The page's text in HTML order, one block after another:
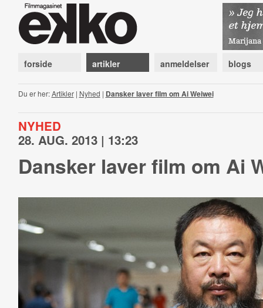
forside artikler anmeldelser blogs
Du er her:Artikler| Nyhed | Dansker laver film om Ai Weiwei
NYHED
28. AUG. 2013 | 13:23
Dansker laver film om Ai